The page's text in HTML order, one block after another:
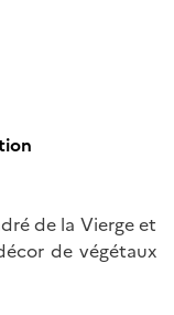
de la Vierge et
de végétaux